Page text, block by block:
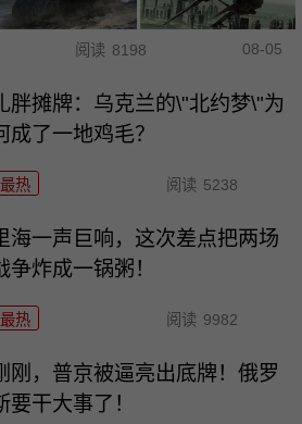
阅读 8198 08-05
胖摊牌：乌克兰的\"北约梦\"为
成了一地鸡毛？
最热 阅读 5238
海一声巨响，这次差点把两场
争炸成一锅粥！
最热 阅读 9982
刚，普京被逼亮出底牌！俄罗
要干大事了！